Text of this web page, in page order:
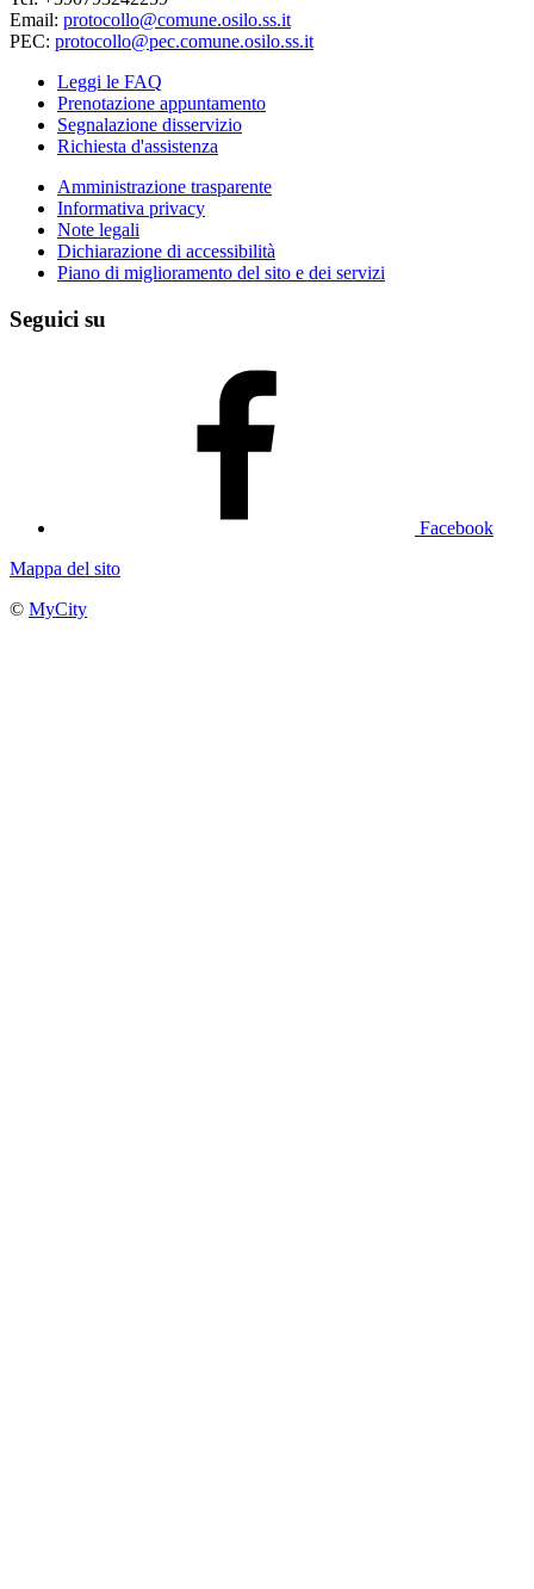
Email: protocollo@comune.osilo.ss.it
PEC: protocollo@pec.comune.osilo.ss.it
Leggi le FAQ
Prenotazione appuntamento
Segnalazione disservizio
Richiesta d'assistenza
Amministrazione trasparente
Informativa privacy
Note legali
Dichiarazione di accessibilità
Piano di miglioramento del sito e dei servizi
Seguici su
Facebook
Mappa del sito
© MyCity